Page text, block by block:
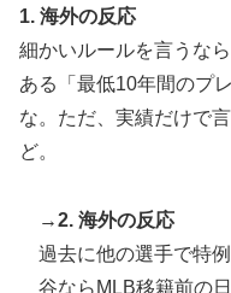
▶ 【あんこ】やる夫は
ようです ～仕返し
とで相手に復讐しま
▶ 日本のお盆をダブ
1. 海外の反応
細かいルールを言うな
ある「最低10年間のプ
な。ただ、実績だけで
ど。
→2. 海外の反応
過去に他の選手で特
谷ならMLB移籍前の